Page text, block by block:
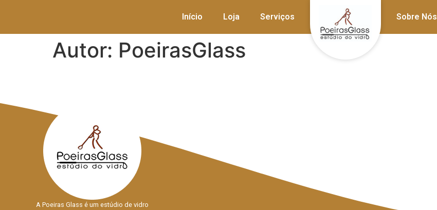
Início Loja Serviços Sobre Nós
Autor: PoeirasGlass
A Poeiras Glass é um estúdio de vidro